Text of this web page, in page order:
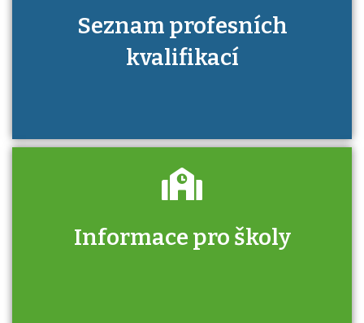
Seznam profesních
kvalifikací
Informace pro školy
Zjistěte, jak se přihlásit ke zkoušce a kde